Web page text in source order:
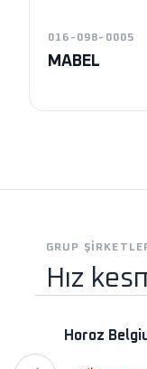
016-098-0005
MABEL
GRUP
Hız
Horoz